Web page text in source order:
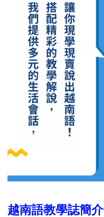
越南語教學誌簡介